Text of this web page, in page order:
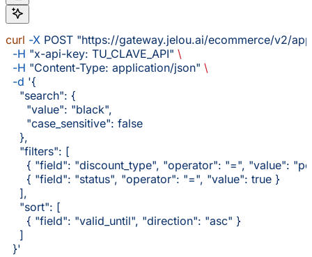
curl -X POST "https://gateway.jelou.ai/ecommerce/v2/
  -H
"x-api-key: TU_CLAVE_API" \
  -H
"Content-Type: application/json" \
  -d
'{
    "search": {
      "value": "black",
      "case_sensitive": false
    },
    "filters": [
{ "field": "discount_type", "operator": "=", "value":
      { "field": "status", "operator": "=", "value": true }
    ],
    "sort": [
      { "field": "valid_until", "direction": "asc" }
    ]
  }'